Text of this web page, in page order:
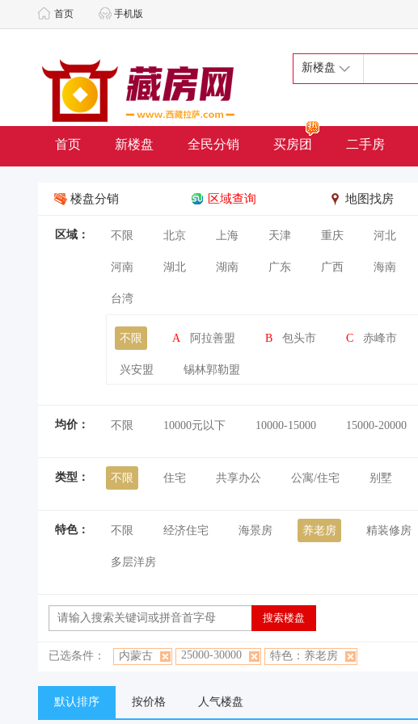
首页 手机版
新楼盘
首页 新楼盘 全民分销 买房团 二手房
楼盘分销 区域查询 地图找房
区域： 不限 北京 上海 天津 重庆 河北
河南 湖北 湖南 广东 广西 海南
台湾
不限 A 阿拉善盟 B 包头市 C 赤峰市
兴安盟 锡林郭勒盟
均价： 不限 10000元以下 10000-15000 15000-20000
类型： 不限 住宅 共享办公 公寓/住宅 别墅
特色： 不限 经济住宅 海景房 养老房 精装修房
多层洋房
已选条件： 内蒙古 25000-30000 特色：养老房
默认排序 按价格 人气楼盘